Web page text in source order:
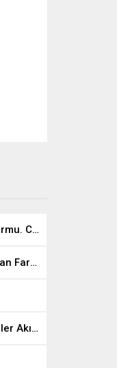
Eti Maden’de Yönetim Reformu. CEO Modeli’nde Kadro / Taşeron İşçilik Ayrımı Kalkıyor
Meclis Üyesinin Vatandaştan Farkı Ne ?
Stad Yeri Mirza’dan, Tribünler Akın’dan: Geriye Bakanlık Kaldı.